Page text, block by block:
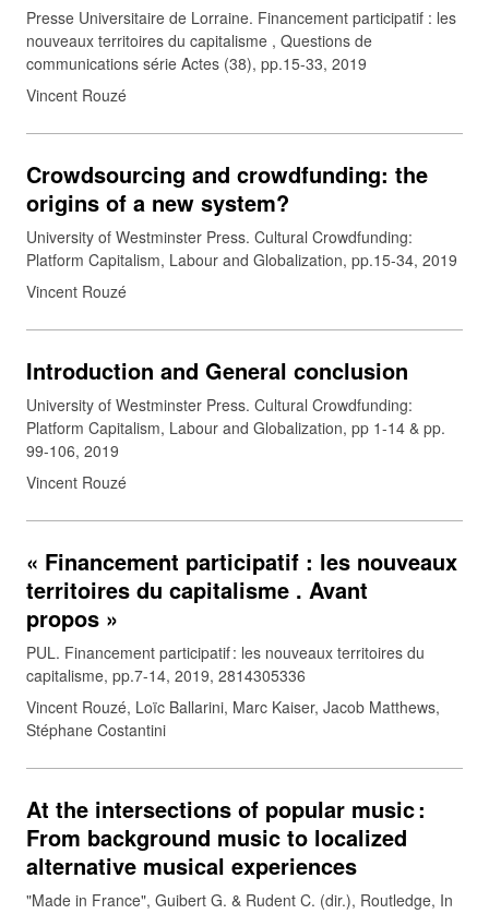
Presse Universitaire de Lorraine. Financement participatif : les
nouveaux territoires du capitalisme , Questions de
communications série Actes (38), pp.15-33, 2019
Vincent Rouzé
Crowdsourcing and crowdfunding: the
origins of a new system?
University of Westminster Press. Cultural Crowdfunding:
Platform Capitalism, Labour and Globalization, pp.15-34, 2019
Vincent Rouzé
Introduction and General conclusion
University of Westminster Press. Cultural Crowdfunding:
Platform Capitalism, Labour and Globalization, pp 1-14 & pp.
99-106, 2019
Vincent Rouzé
« Financement participatif : les nouveaux
territoires du capitalisme . Avant
propos »
PUL. Financement participatif : les nouveaux territoires du
capitalisme, pp.7-14, 2019, 2814305336
Vincent Rouzé, Loïc Ballarini, Marc Kaiser, Jacob Matthews,
Stéphane Costantini
At the intersections of popular music :
From background music to localized
alternative musical experiences
"Made in France", Guibert G. & Rudent C. (dir.), Routledge, In